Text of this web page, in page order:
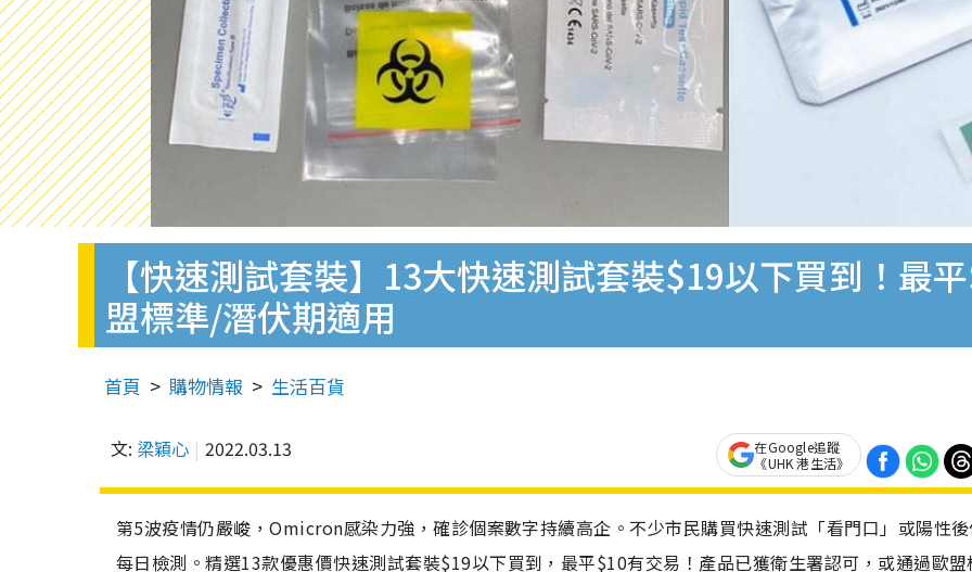
【快速測試套裝】13大快速測試套裝$19以下買到！最
盟標準/潛伏期適用
首頁 購物情報 生活百貨
文: 梁穎心 2022.03.13
在Google追蹤
《UHK 港生活》
第5波疫情仍嚴峻，Omicron感染力強，確診個案數字持續高企。不少市民購買快速測試「看門口」或陽性
每日檢測。精選13款優惠價快速測試套裝$19以下買到，最平$10有交易！產品已獲衛生署認可，或通過歐盟